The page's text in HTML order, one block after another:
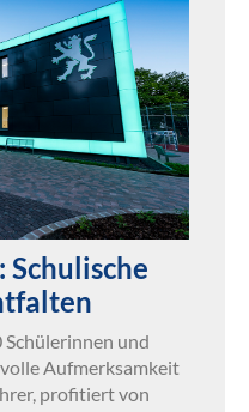
und
Aufmerksamkeit
profitiert von